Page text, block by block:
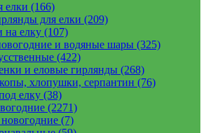
елки (166)
для елки (209)
на елку (107)
и водяные шары (325)
(422)
и еловые гирлянды (268)
хлопушки, серпантин (76)
елку (38)
(2271)
(7)